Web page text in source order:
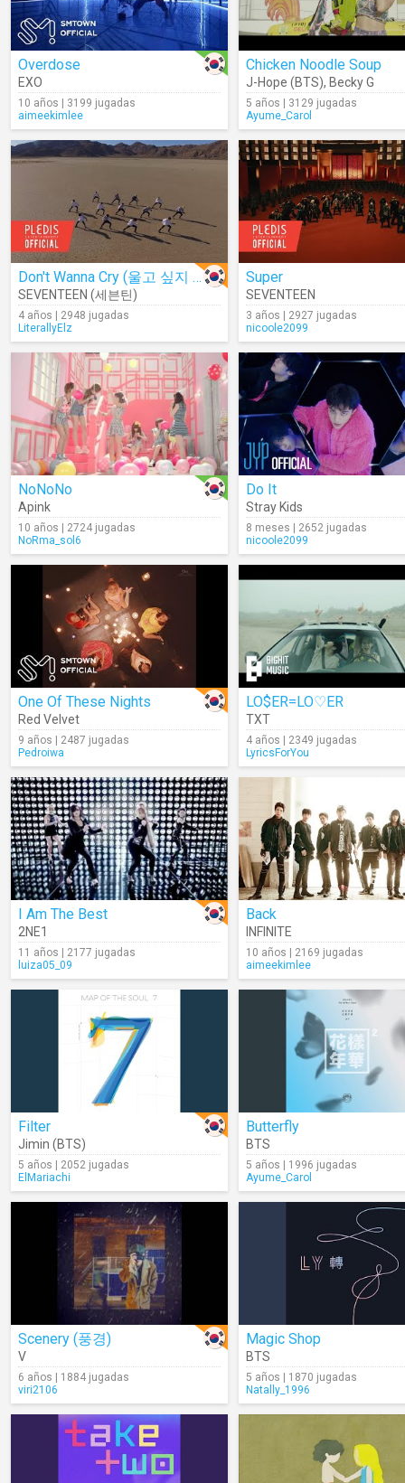
Overdose
EXO
10 años | 3199 jugadas
aimeekimlee
Chicken Noodle Soup
J-Hope (BTS), Becky G
5 años | 3129 jugadas
Ayume_Carol
Don't Wanna Cry (울고 싶지 않아)
SEVENTEEN (세븐틴)
4 años | 2948 jugadas
LiterallyElz
Super
SEVENTEEN
3 años | 2927 jugadas
nicoole2099
NoNoNo
Apink
10 años | 2724 jugadas
NoRma_sol6
Do It
Stray Kids
8 meses | 2652 jugadas
nicoole2099
One Of These Nights
Red Velvet
9 años | 2487 jugadas
Pedroiwa
LO$ER=LO♡ER
TXT
4 años | 2349 jugadas
LyricsForYou
I Am The Best
2NE1
11 años | 2177 jugadas
luiza05_09
Back
INFINITE
10 años | 2169 jugadas
aimeekimlee
Filter
Jimin (BTS)
5 años | 2052 jugadas
ElMariachi
Butterfly
BTS
5 años | 1996 jugadas
Ayume_Carol
Scenery (풍경)
V
6 años | 1884 jugadas
viri2106
Magic Shop
BTS
5 años | 1870 jugadas
Natally_1996